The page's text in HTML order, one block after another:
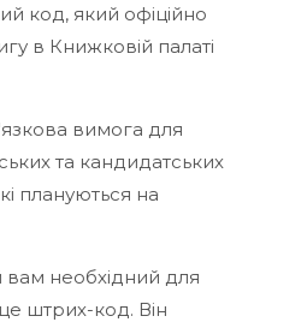
код, який офіційно
в Книжковій палаті
вимога для
та кандидатських
плануються на
необхідний для
штрих-код. Він